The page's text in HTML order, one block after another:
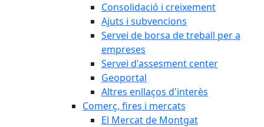
Consolidació i creixement
Ajuts i subvencions
Servei de borsa de treball per a
empreses
Servei d'assesment center
Geoportal
Altres enllaços d'interès
Comerç, fires i mercats
El Mercat de Montgat